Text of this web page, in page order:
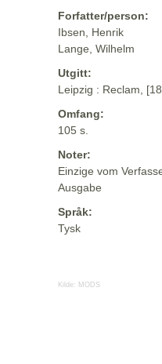
Forfatter/person:
Ibsen, Henrik
Lange, Wilhelm
Utgitt:
Leipzig : Reclam,
Omfang:
105 s.
Noter:
Einzige vom
Ausgabe
Språk:
Tysk
Kilde: MODS